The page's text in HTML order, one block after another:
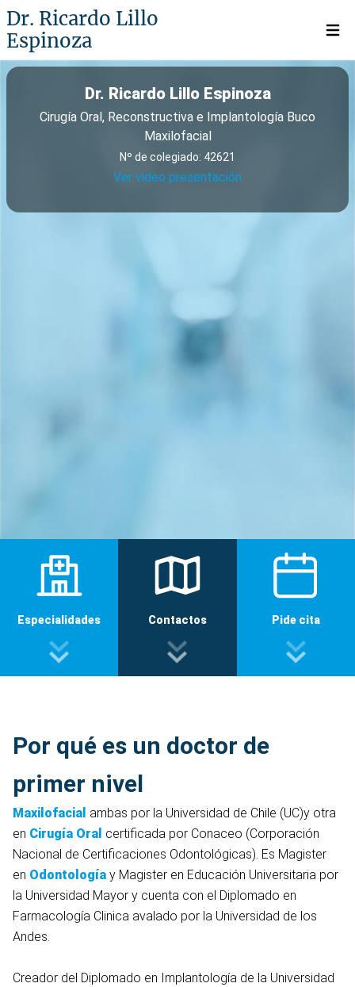
Dr. Ricardo Lillo
Espinoza
Open
Dr. Ricardo Lillo Espinoza
Cirugía Oral, Reconstructiva e Implantología Buco
Maxilofacial
Nº de colegiado: 42621
Ver video presentación
Especialidades Contactos Pide cita
Por qué es un doctor de
primer nivel
Maxilofacial ambas por la Universidad de Chile (UC)y otra
en Cirugía Oral certificada por Conaceo (Corporación
Nacional de Certificaciones Odontológicas). Es Magister
en Odontología y Magister en Educación Universitaria por
la Universidad Mayor y cuenta con el Diplomado en
Farmacología Clinica avalado por la Universidad de los
Andes.
Creador del Diplomado en Implantología de la Universidad